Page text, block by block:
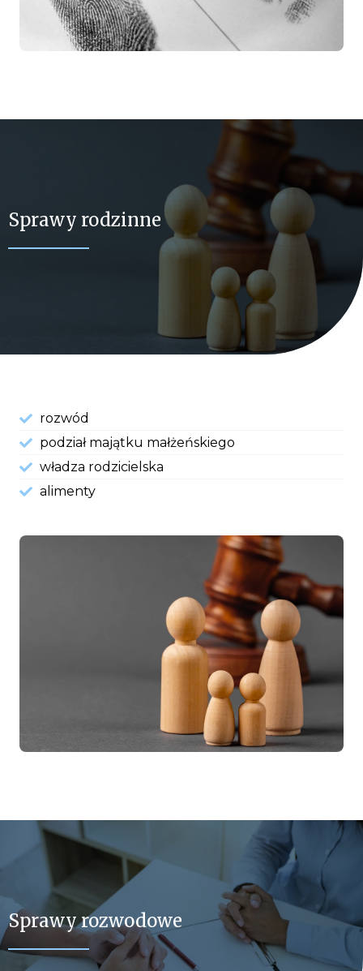
Sprawy rodzinne
rozwód
podział majątku małżeńskiego
władza rodzicielska
alimenty
Sprawy rozwodowe